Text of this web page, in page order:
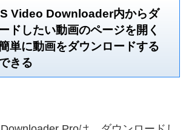
Video Downloader内からダ
ドしたい動画のページを開く
単に動画をダウンロードする
きる